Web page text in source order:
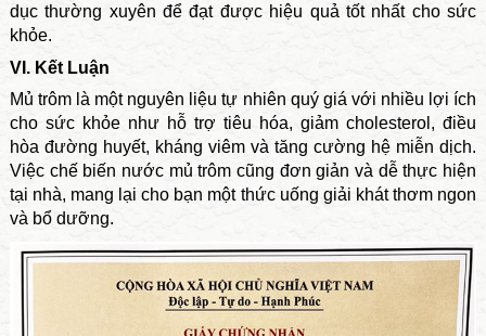
dục thường xuyên để đạt được hiệu quả tốt nhất cho sức
khỏe.
VI. Kết Luận
Mủ trôm là một nguyên liệu tự nhiên quý giá với nhiều lợi ích
cho sức khỏe như hỗ trợ tiêu hóa, giảm cholesterol, điều
hòa đường huyết, kháng viêm và tăng cường hệ miễn dịch.
Việc chế biến nước mủ trôm cũng đơn giản và dễ thực hiện
tại nhà, mang lại cho bạn một thức uống giải khát thơm ngon
và bổ dưỡng.